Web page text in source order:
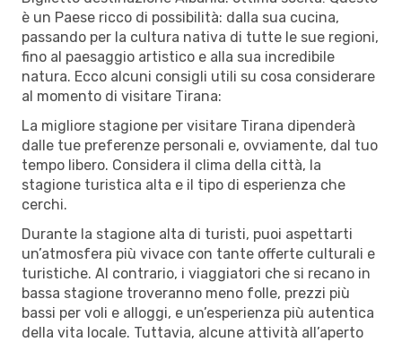
è un Paese ricco di possibilità: dalla sua cucina,
passando per la cultura nativa di tutte le sue regioni,
fino al paesaggio artistico e alla sua incredibile
natura. Ecco alcuni consigli utili su cosa considerare
al momento di visitare Tirana:
La migliore stagione per visitare Tirana dipenderà
dalle tue preferenze personali e, ovviamente, dal tuo
tempo libero. Considera il clima della città, la
stagione turistica alta e il tipo di esperienza che
cerchi.
Durante la stagione alta di turisti, puoi aspettarti
un’atmosfera più vivace con tante offerte culturali e
turistiche. Al contrario, i viaggiatori che si recano in
bassa stagione troveranno meno folle, prezzi più
bassi per voli e alloggi, e un’esperienza più autentica
della vita locale. Tuttavia, alcune attività all’aperto